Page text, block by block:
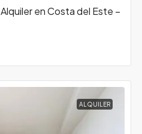
en Costa del Este –
ALQUILER